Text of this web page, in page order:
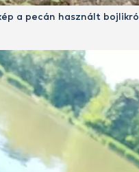
a pecán használt bojlikról